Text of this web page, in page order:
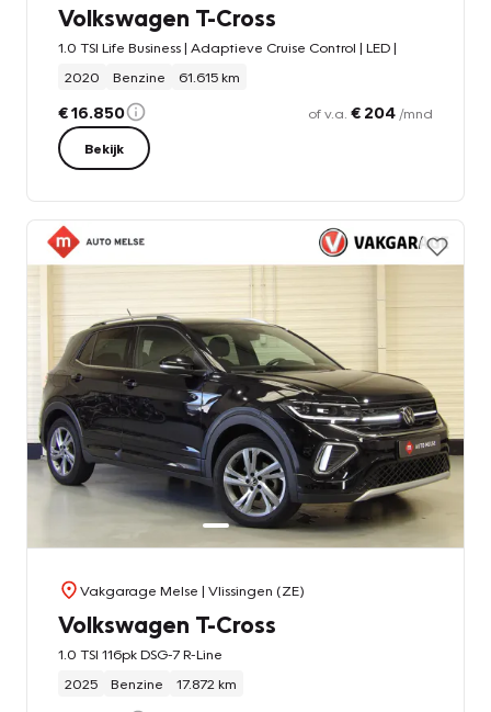
Volkswagen T-Cross
1.0 TSI Life Business | Adaptieve Cruise Control | LED |
2020
Benzine 61.615 km
€ 16.850 of v.a. € 204 /mnd
Bekijk
Vakgarage Melse | Vlissingen (ZE)
Volkswagen T-Cross
1.0 TSI 116pk DSG-7 R-Line
2025
Benzine 17.872 km